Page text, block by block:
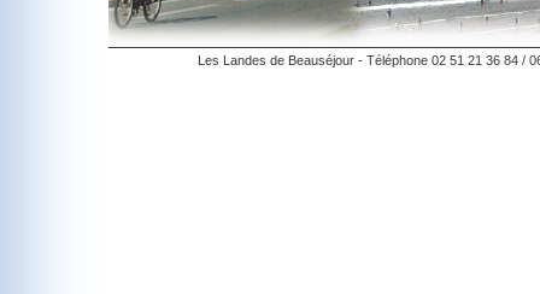
Les Landes de Beauséjour - Téléphone 02 51 21 36 84 /